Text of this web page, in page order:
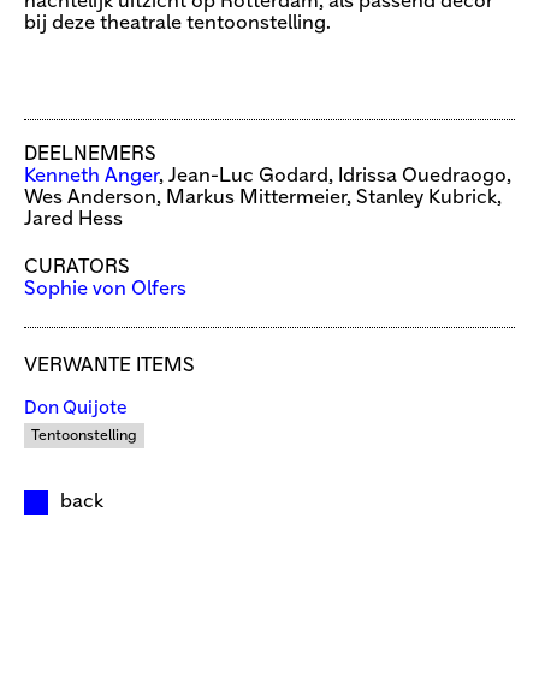
bij deze theatrale tentoonstelling.
DEELNEMERS
Kenneth Anger, Jean-Luc Godard, Idrissa Ouedraogo,
Wes Anderson, Markus Mittermeier, Stanley Kubrick,
Jared Hess
CURATORS
Sophie von Olfers
VERWANTE ITEMS
Don Quijote
Tentoonstelling
back